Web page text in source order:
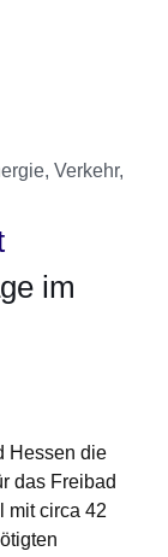
Verkehr,
im
Hessen die
das Freibad
mit circa 42